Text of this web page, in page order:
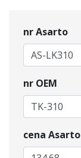
nr Asarto
nr OEM
cena Asarto